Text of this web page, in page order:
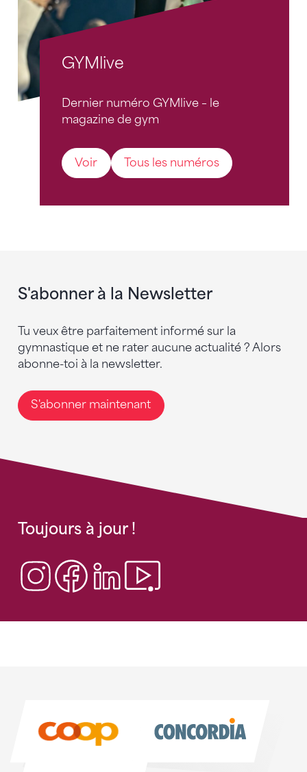
GYMlive
Dernier numéro GYMlive – le
magazine de gym
Voir Tous les numéros
S'abonner à la Newsletter
Tu veux être parfaitement informé sur la
gymnastique et ne rater aucune actualité ? Alors
abonne-toi à la newsletter.
S'abonner maintenant
Toujours à jour !